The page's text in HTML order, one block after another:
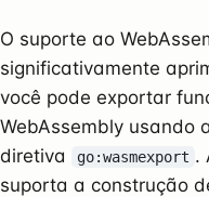
O suporte ao
significativamente
você pode exportar
WebAssembly usando
diretiva
go:wasmexport .
suporta a construção